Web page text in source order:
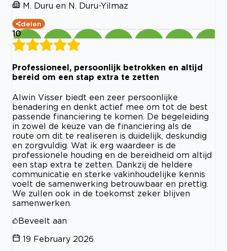
M. Duru en N. Duru-Yilmaz
delen
10
Professioneel, persoonlijk betrokken en altijd
bereid om een stap extra te zetten
Alwin Visser biedt een zeer persoonlijke
benadering en denkt actief mee om tot de best
passende financiering te komen. De begeleiding
in zowel de keuze van de financiering als de
route om dit te realiseren is duidelijk, deskundig
en zorgvuldig. Wat ik erg waardeer is de
professionele houding en de bereidheid om altijd
een stap extra te zetten. Dankzij de heldere
communicatie en sterke vakinhoudelijke kennis
voelt de samenwerking betrouwbaar en prettig.
We zullen ook in de toekomst zeker blijven
samenwerken.
Beveelt aan
19 February 2026